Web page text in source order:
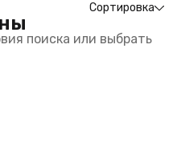
Сортировка
поиска или выбрать